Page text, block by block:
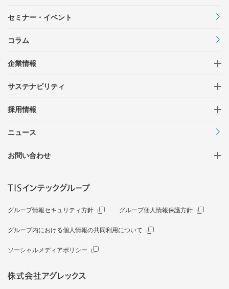
セミナー・イベント
コラム
企業情報
サステナビリティ
採用情報
ニュース
お問い合わせ
グループ情報セキュリティ方針 グループ個人情報保護方針
グループ内における個人情報の共同利用について
ソーシャルメディアポリシー